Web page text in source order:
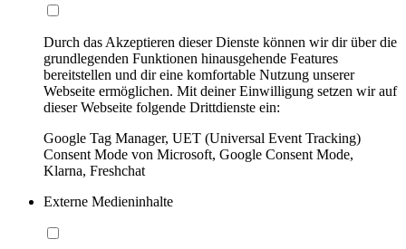
Durch das Akzeptieren dieser Dienste können wir dir über die
grundlegenden Funktionen hinausgehende Features
bereitstellen und dir eine komfortable Nutzung unserer
Webseite ermöglichen. Mit deiner Einwilligung setzen wir auf
dieser Webseite folgende Drittdienste ein:
Google Tag Manager, UET (Universal Event Tracking)
Consent Mode von Microsoft, Google Consent Mode,
Klarna, Freshchat
Externe Medieninhalte